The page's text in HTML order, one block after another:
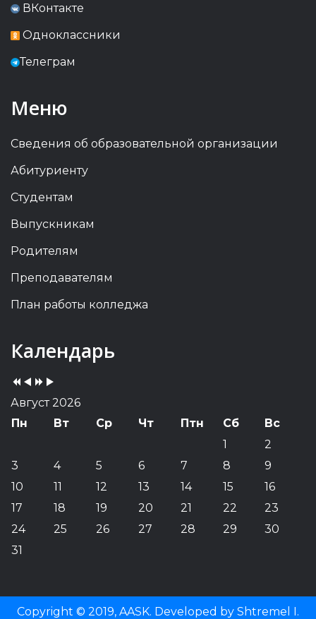
ВКонтакте
Одноклассники
Телеграм
Меню
Сведения об образовательной организации
Абитуриенту
Студентам
Выпускникам
Родителям
Преподавателям
План работы колледжа
Календарь
Previous
Year
Previous
Month
YearMonth
Август 2026
Пн
Вт Ср Чт Птн Сб
Вс
1
2
3
4 5 6 7 8
9
10
11 12 13 14 15
16
17
18 19 20 21 22
23
24
25 26 27 28 29
30
31
Copyright © 2019, AASK. Developed by Shtremel I.